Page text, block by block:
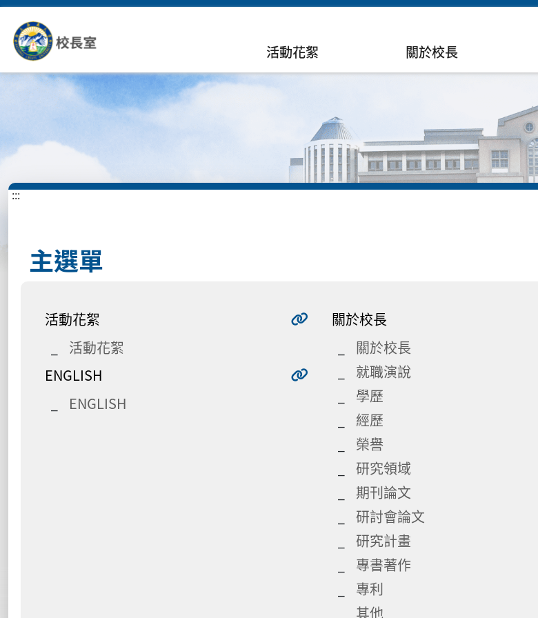
活動花絮 關於校長
:::
主選單
活動花絮
活動花絮
ENGLISH
ENGLISH
關於校長
關於校長
就職演說
學歷
經歷
榮譽
研究領域
期刊論文
研討會論文
研究計畫
專書著作
專利
其他